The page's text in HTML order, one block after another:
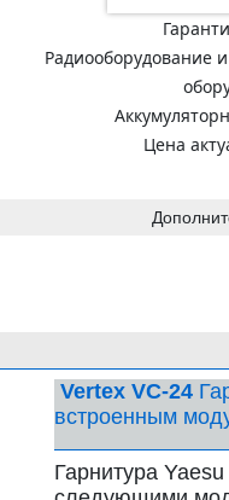
Vertex VC-24
встроенным
Гарнитура
Радиооборудование
Цена